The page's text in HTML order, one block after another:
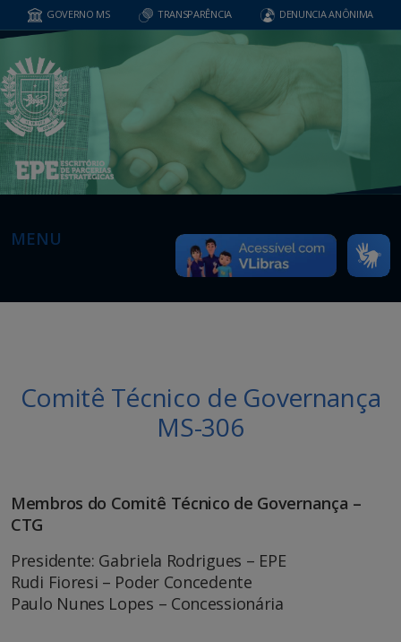
GOVERNO MS TRANSPARÊNCIA DENUNCIA ANÔNIMA
MENU
Comitê Técnico de Governança
MS-306
Membros do Comitê Técnico de Governança –
CTG
Presidente: Gabriela Rodrigues – EPE
Rudi Fioresi – Poder Concedente
Paulo Nunes Lopes – Concessionária